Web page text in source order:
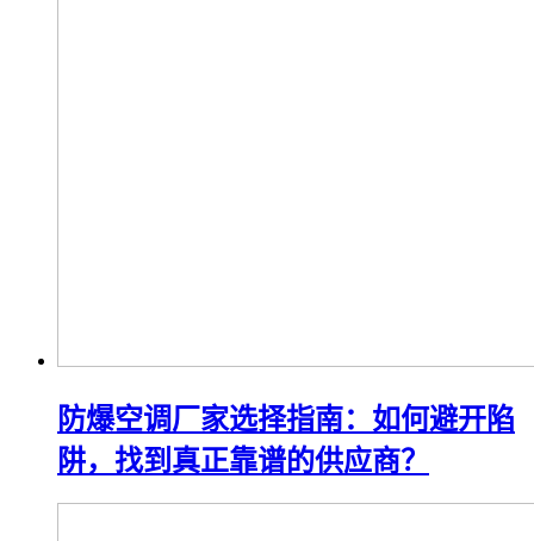
防爆空调厂家选择指南：如何避开陷
阱，找到真正靠谱的供应商？